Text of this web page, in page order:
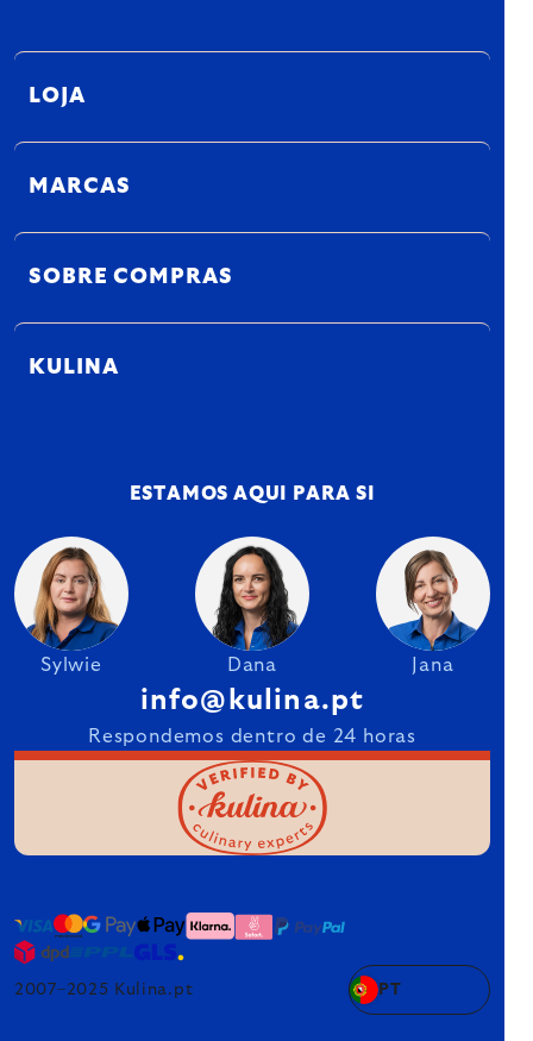
LOJA
MARCAS
SOBRE COMPRAS
KULINA
ESTAMOS AQUI PARA SI
Sylwie Dana Jana
info@kulina.pt
Respondemos dentro de 24 horas
2007–2025 Kulina.pt PT